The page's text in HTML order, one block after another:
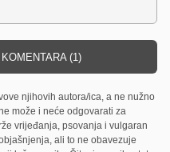
(1)
njihovih autora/ica, a ne nužno
može i neće odgovarati za
vrijeđanja, psovanja i vulgaran
ali to ne obavezuje